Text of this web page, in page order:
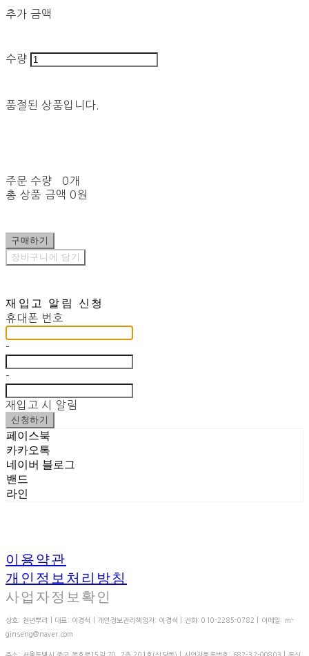
추가 금액
수량
품절된 상품입니다.
주문 수량
0개
총 상품 금액 0원
구매하기
장바구니에 담기
재입고 알림 신청
휴대폰 번호
-
-
재입고 시 알림
신청하기
페이스북
카카오톡
네이버 블로그
밴드
라인
이용약관
개인정보처리방침
사업자정보확인
상호: 천년뿌리 | 대표: 이경석 | 개인정보관리책임자: 이경석 | 전화: 010-2285-0782 | 이메일: m-
ginseng@naver.com
주소: 서울특별시 중구 동호로15길 70, 2층 201호(신당동) | 사업자등록번호: 682-32-00803 | 통신